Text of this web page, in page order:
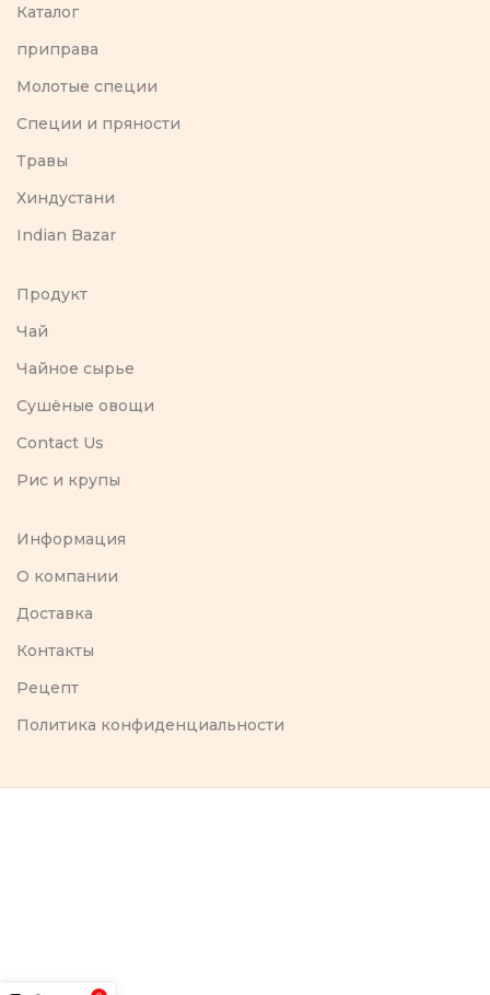
Каталог
приправа
Молотые специи
Специи и пряности
Травы
Хиндустани
Indian Bazar
Продукт
Чай
Чайное сырье
Сушёные овощи
Contact Us
Рис и крупы
Информация
O компании
Доставка
Контакты
Рецепт
Политика конфиденциальности